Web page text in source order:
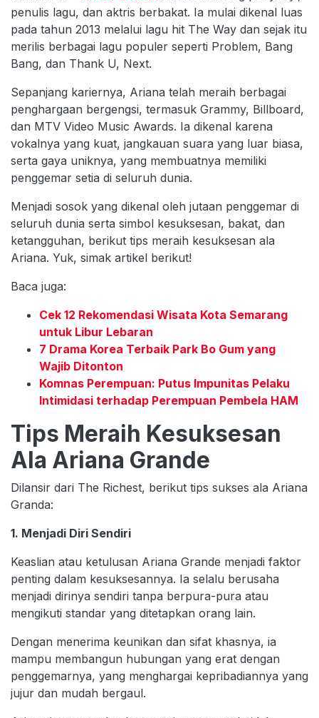
penulis lagu, dan aktris berbakat. Ia mulai dikenal luas
pada tahun 2013 melalui lagu hit The Way dan sejak itu
merilis berbagai lagu populer seperti Problem, Bang
Bang, dan Thank U, Next.
Sepanjang kariernya, Ariana telah meraih berbagai
penghargaan bergengsi, termasuk Grammy, Billboard,
dan MTV Video Music Awards. Ia dikenal karena
vokalnya yang kuat, jangkauan suara yang luar biasa,
serta gaya uniknya, yang membuatnya memiliki
penggemar setia di seluruh dunia.
Menjadi sosok yang dikenal oleh jutaan penggemar di
seluruh dunia serta simbol kesuksesan, bakat, dan
ketangguhan, berikut tips meraih kesuksesan ala
Ariana. Yuk, simak artikel berikut!
Baca juga:
Cek 12 Rekomendasi Wisata Kota Semarang
untuk Libur Lebaran
7 Drama Korea Terbaik Park Bo Gum yang
Wajib Ditonton
Komnas Perempuan: Putus Impunitas Pelaku
Intimidasi terhadap Perempuan Pembela HAM
Tips Meraih Kesuksesan
Ala Ariana Grande
Dilansir dari The Richest, berikut tips sukses ala Ariana
Granda:
1. Menjadi Diri Sendiri
Keaslian atau ketulusan Ariana Grande menjadi faktor
penting dalam kesuksesannya. Ia selalu berusaha
menjadi dirinya sendiri tanpa berpura-pura atau
mengikuti standar yang ditetapkan orang lain.
Dengan menerima keunikan dan sifat khasnya, ia
mampu membangun hubungan yang erat dengan
penggemarnya, yang menghargai kepribadiannya yang
jujur dan mudah bergaul.